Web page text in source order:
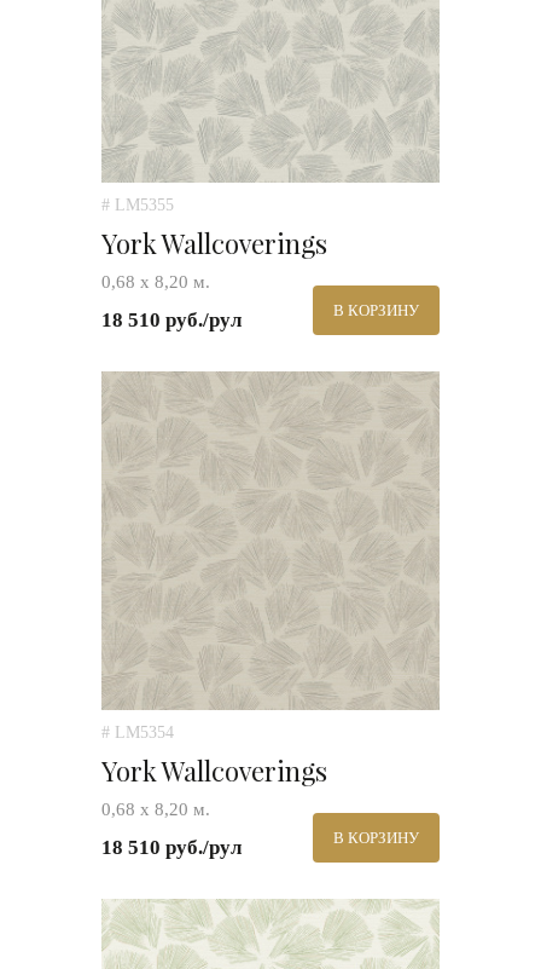
# LM5355
York Wallcoverings
0,68 х 8,20 м.
18 510 руб./рул В КОРЗИНУ
# LM5354
York Wallcoverings
0,68 х 8,20 м.
18 510 руб./рул В КОРЗИНУ